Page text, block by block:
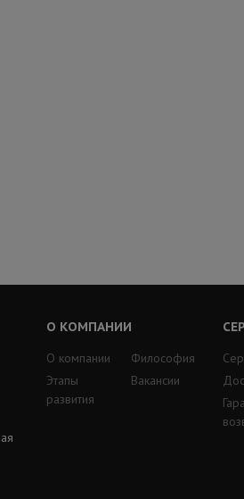
О КОМПАНИИ
О компании
Этапы
развития
Философия
Вакансии